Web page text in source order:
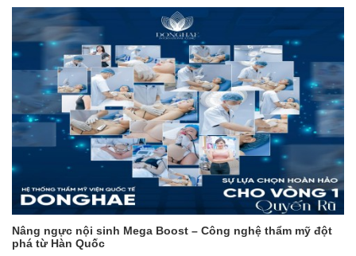
Nâng ngực nội sinh Mega Boost – Công nghệ thẩm mỹ đột
phá từ Hàn Quốc